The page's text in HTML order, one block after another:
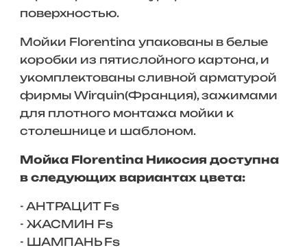
поверхностью.
Мойки Florentina упакованы в белые
коробки из пятислойного картона, и
укомплектованы сливной арматурой
фирмы Wirquin(Франция), зажимами
для плотного монтажа мойки к
столешнице и шаблоном.
Мойка Florentina Никосия доступна
в следующих вариантах цвета:
- АНТРАЦИТ Fs
- ЖАСМИН Fs
- ШАМПАНЬ Fs